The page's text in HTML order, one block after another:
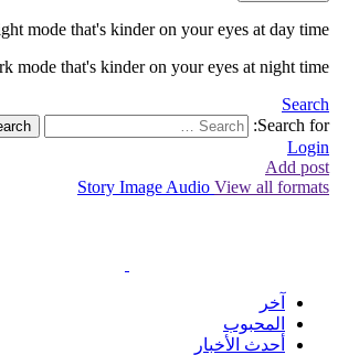
mode that's kinder on your eyes at day time.
mode that's kinder on your eyes at night time.
Search
Search for:
Login
Add post
Story Image Audio View all formats
آخر
المحبوب
أحدث الأخبار